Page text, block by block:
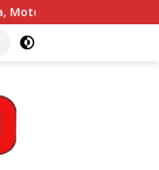
Diterima,